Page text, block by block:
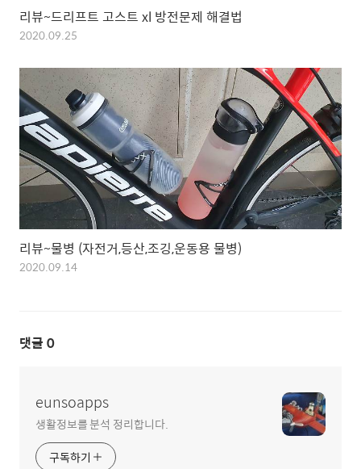
리뷰~드리프트 고스트 xl 방전문제 해결법
2020.09.25
리뷰~물병 (자전거,등산,조깅,운동용 물병)
2020.09.14
댓글 0
eunsoapps
생활정보를 분석 정리합니다.
구독하기